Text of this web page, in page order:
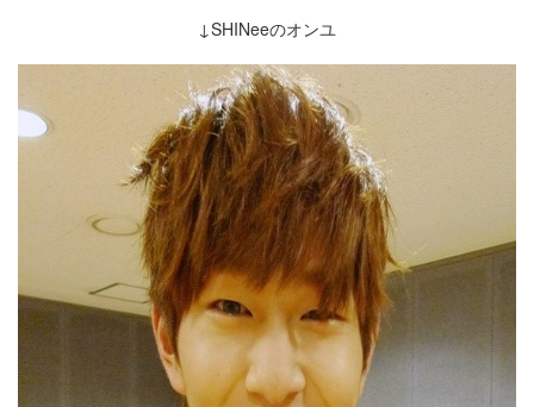
↓SHINeeのオンユ